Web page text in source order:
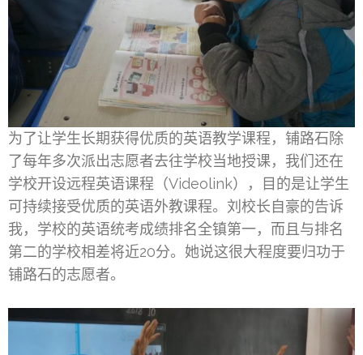
为了让学生长期获得优质的英语教学课程，铺路石除
了每年多次派出志愿者去往学校当地授课，我们还在
学校开设远程英语课程（Videolink），目的是让学生
可持续接受优质的英语外教课程。刘校长自豪的告诉
我，学校的英语统考成绩排名全镇第一，而且与排名
第二的学校相差将近20分。她说这很大程度要归功于
铺路石的志愿者。